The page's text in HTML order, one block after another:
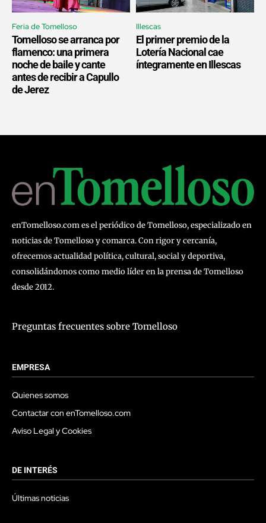
Feria de Tomelloso
Tomelloso se arranca por
flamenco: una primera
noche de baile y cante
antes de recibir a Capullo
de Jerez
Illescas
El primer premio de la
Lotería Nacional cae
íntegramente en Illescas
enTomelloso.com es el periódico de Tomelloso, especializado en
noticias de Tomelloso y comarca. Con rigor y cercanía,
ofrecemos actualidad política, cultural, social y deportiva,
consolidándonos como medio líder en la prensa de Tomelloso
desde 2012.
Preguntas frecuentes sobre Tomelloso
EMPRESA
Quienes somos
Contactar con enTomelloso.com
Aviso Legal y Cookies
DE INTERÉS
Últimas noticias